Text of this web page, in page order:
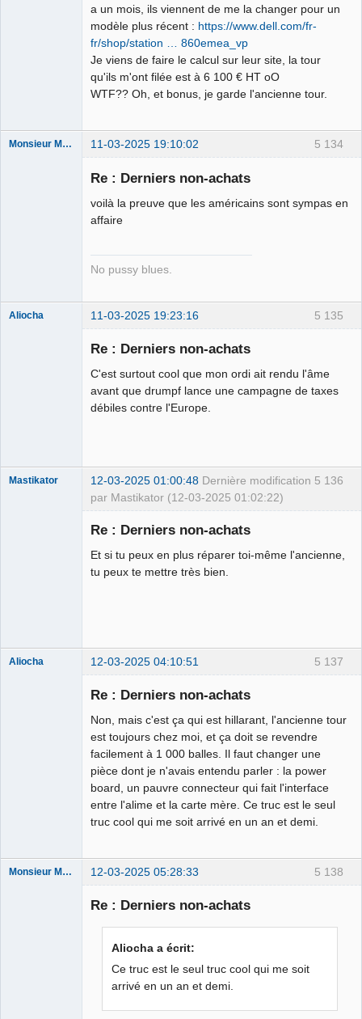
a un mois, ils viennent de me la changer pour un
modèle plus récent : https://www.dell.com/fr-
fr/shop/station … 860emea_vp
Je viens de faire le calcul sur leur site, la tour
qu'ils m'ont filée est à 6 100 € HT oO
WTF?? Oh, et bonus, je garde l'ancienne tour.
5 134
Monsieur Maurice 11-03-2025 19:10:02
Re : Derniers non-achats
voilà la preuve que les américains sont sympas en
affaire
No pussy blues.
5 135
Aliocha 11-03-2025 19:23:16
Re : Derniers non-achats
C'est surtout cool que mon ordi ait rendu l'âme
avant que drumpf lance une campagne de taxes
débiles contre l'Europe.
5 136
Mastikator 12-03-2025 01:00:48 Dernière modification
par Mastikator (12-03-2025 01:02:22)
Re : Derniers non-achats
Et si tu peux en plus réparer toi-même l'ancienne,
tu peux te mettre très bien.
5 137
Aliocha 12-03-2025 04:10:51
Re : Derniers non-achats
Non, mais c'est ça qui est hillarant, l'ancienne tour
est toujours chez moi, et ça doit se revendre
facilement à 1 000 balles. Il faut changer une
pièce dont je n'avais entendu parler : la power
board, un pauvre connecteur qui fait l'interface
entre l'alime et la carte mère. Ce truc est le seul
truc cool qui me soit arrivé en un an et demi.
5 138
Monsieur Maurice 12-03-2025 05:28:33
Re : Derniers non-achats
Aliocha a écrit:
Ce truc est le seul truc cool qui me soit
arrivé en un an et demi.